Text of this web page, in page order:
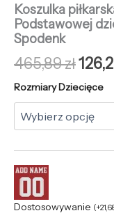
Koszulka
Podstawowej
Spodenk
465,89zł
Rozmiary Dziecięce
Dostosowywanie (+